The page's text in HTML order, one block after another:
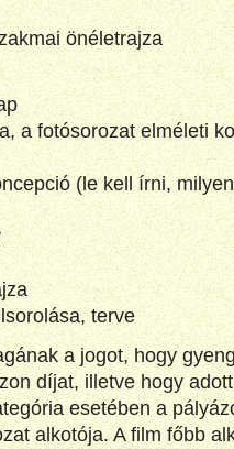
önéletrajza
a fotósorozat elméleti
(le kell írni,
terve
a jogot, hogy
díjat, illetve hogy
esetében a
alkotója. A film főbb